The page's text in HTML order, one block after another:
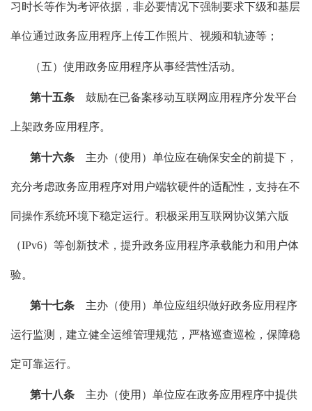
习时长等作为考评依据，非必要情况下强制要求下级和基层
单位通过政务应用程序上传工作照片、视频和轨迹等；
（五）使用政务应用程序从事经营性活动。
第十五条 鼓励在已备案移动互联网应用程序分发平台
上架政务应用程序。
第十六条 主办（使用）单位应在确保安全的前提下，
充分考虑政务应用程序对用户端软硬件的适配性，支持在不
同操作系统环境下稳定运行。积极采用互联网协议第六版
（IPv6）等创新技术，提升政务应用程序承载能力和用户体
验。
第十七条 主办（使用）单位应组织做好政务应用程序
运行监测，建立健全运维管理规范，严格巡查巡检，保障稳
定可靠运行。
第十八条 主办（使用）单位应在政务应用程序中提供